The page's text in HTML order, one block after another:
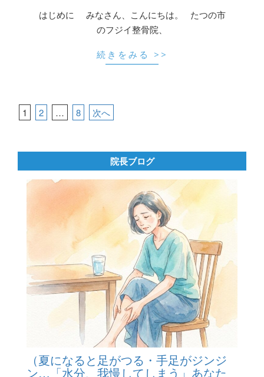
はじめに みなさん、こんにちは。 たつの市
のフジイ整骨院、
続きをみる >>
投
の
ー
り
1 2 … 8 次へ
院長ブログ
（夏になると足がつる・手足がジンジ
ン…「水分、我慢してしまう」あなた